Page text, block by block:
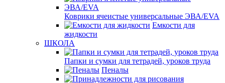
Коврики ячеистые универсальные ЭВА/EVA
Емкости для
жидкости
ШКОЛА
Папки и сумки для тетрадей, уроков труда
Пеналы